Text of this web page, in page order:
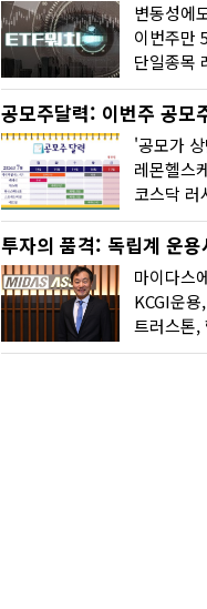
공모주달력: 이번주 공모
투자의 품격: 독립계 운용